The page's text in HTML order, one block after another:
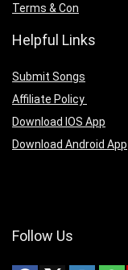
Terms & Con
Helpful Links
Submit Songs
Affiliate Policy
Download IOS App
Download Android App
Follow Us